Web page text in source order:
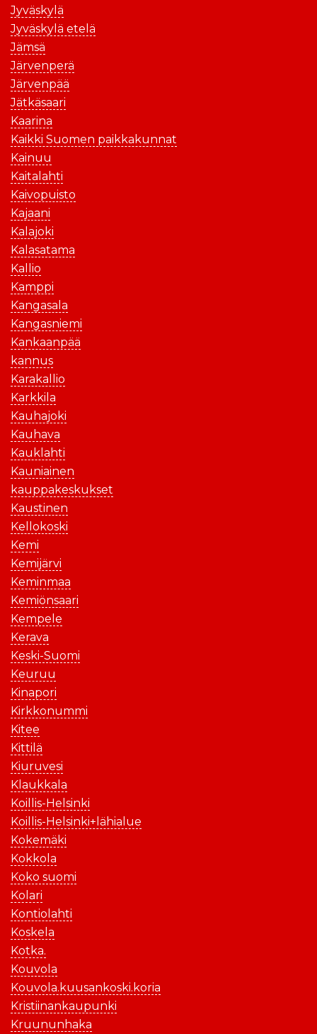
Jyväskylä
Jyväskylä etelä
Jämsä
Järvenperä
Järvenpää
Jätkäsaari
Kaarina
Kaikki Suomen paikkakunnat
Kainuu
Kaitalahti
Kaivopuisto
Kajaani
Kalajoki
Kalasatama
Kallio
Kamppi
Kangasala
Kangasniemi
Kankaanpää
kannus
Karakallio
Karkkila
Kauhajoki
Kauhava
Kauklahti
Kauniainen
kauppakeskukset
Kaustinen
Kellokoski
Kemi
Kemijärvi
Keminmaa
Kemiönsaari
Kempele
Kerava
Keski-Suomi
Keuruu
Kinapori
Kirkkonummi
Kitee
Kittilä
Kiuruvesi
Klaukkala
Koillis-Helsinki
Koillis-Helsinki+lähialue
Kokemäki
Kokkola
Koko suomi
Kolari
Kontiolahti
Koskela
Kotka.
Kouvola
Kouvola.kuusankoski.koria
Kristiinankaupunki
Kruununhaka